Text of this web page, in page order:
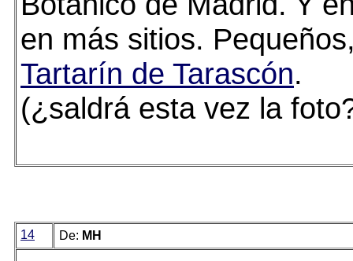
en más sitios.
Tartarín de Tarascón.
(¿saldrá esta vez la
14 De: MH